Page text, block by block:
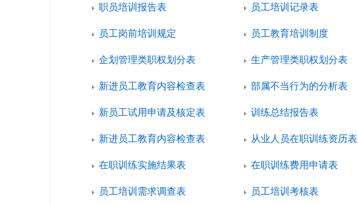
职员培训报告表 员工培训记录表
员工岗前培训规定 员工教育培训制度
企划管理类职权划分表 生产管理类职权划分表
新进员工教育内容检查表 部属不当行为的分析表
新员工试用申请及核定表 训练总结报告表
新进员工教育内容检查表 从业人员在职训练资历表
在职训练实施结果表 在职训练费用申请表
员工培训需求调查表 员工培训考核表